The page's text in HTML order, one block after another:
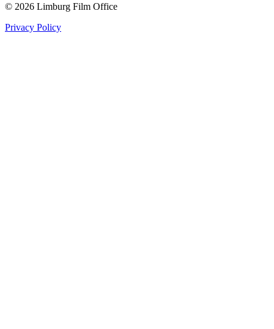
© 2026 Limburg Film Office
Privacy Policy